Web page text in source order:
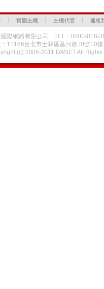
實體主機 主機代管 連絡
國際網路有限公司 TEL：0800-018-
：11166台北市士林區基河路10號10
(c) 2006-2011 DANET All